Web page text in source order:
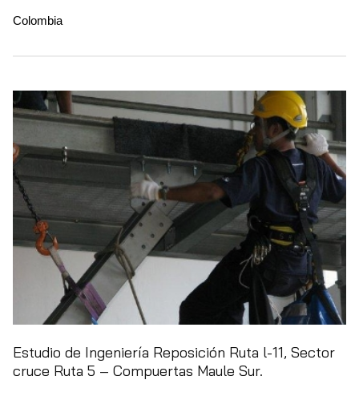
Colombia
Estudio de Ingeniería Reposición Ruta l-11, Sector
cruce Ruta 5 – Compuertas Maule Sur.